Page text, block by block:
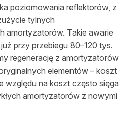
poziomowania reflektorów, z
tylnych
amortyzatorów. Takie awarie
przy przebiegu 80–120 tys.
regenerację z amortyzatorów
elementów – koszt
względu na koszt często sięga
amortyzatorów z nowymi